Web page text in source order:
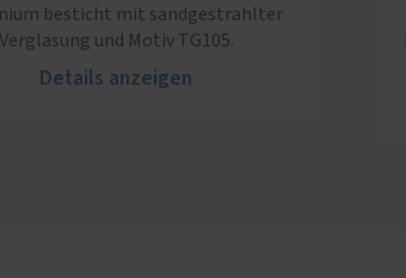
besticht mit sandgestrahlter
Verglasung und Motiv TG105.
Details anzeigen